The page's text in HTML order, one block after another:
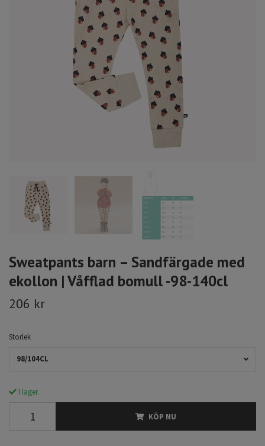
Sweatpants barn – Sandfärgade med
ekollon | Våfflad bomull -98-140cl
206 kr
Storlek
98/104CL
I lager.
KÖP NU